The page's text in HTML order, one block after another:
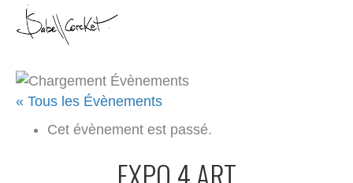
« Tous les Évènements
Cet évènement est passé.